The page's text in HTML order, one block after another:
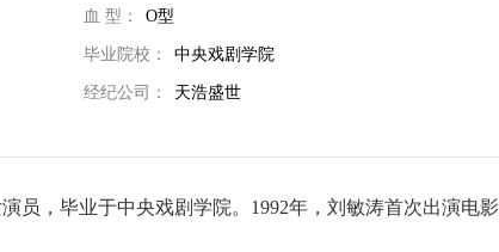
血 型： O型
毕业院校： 中央戏剧学院
经纪公司： 天浩盛世
员，毕业于中央戏剧学院。1992年，刘敏涛首次出演电影